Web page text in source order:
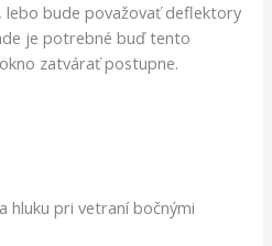
bude považovať deflektory
je potrebné buď tento
zatvárať postupne.
hluku pri vetraní bočnými